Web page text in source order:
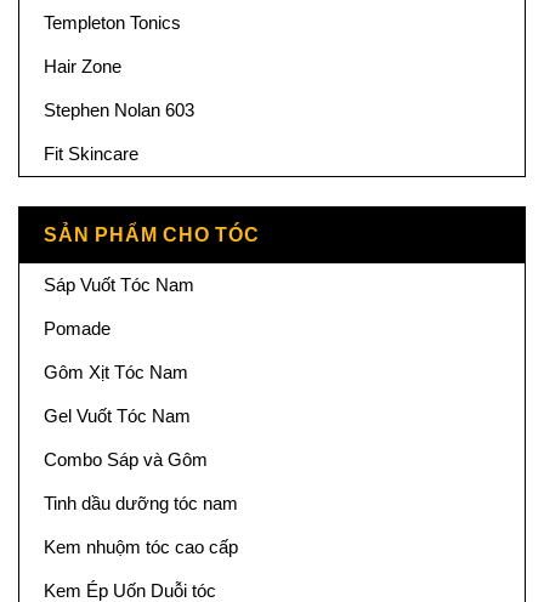
Templeton Tonics
Hair Zone
Stephen Nolan 603
Fit Skincare
SẢN PHẨM CHO TÓC
Sáp Vuốt Tóc Nam
Pomade
Gôm Xịt Tóc Nam
Gel Vuốt Tóc Nam
Combo Sáp và Gôm
Tinh dầu dưỡng tóc nam
Kem nhuộm tóc cao cấp
Kem Ép Uốn Duỗi tóc